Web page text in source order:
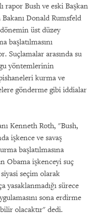
rapor Bush ve eski Başkan
Bakanı Donald Rumsfeld
üst düzey
başlatılmasını
Suçlamalar arasında su
yöntemlerinin
kurma ve
gönderme gibi iddialar
Kenneth Roth, "Bush,
işkence ve savaş
başlatılmasına
Obama işkenceyi suç
seçim olarak
yasaklanmadığı sürece
sona erdirme
olacaktır" dedi.